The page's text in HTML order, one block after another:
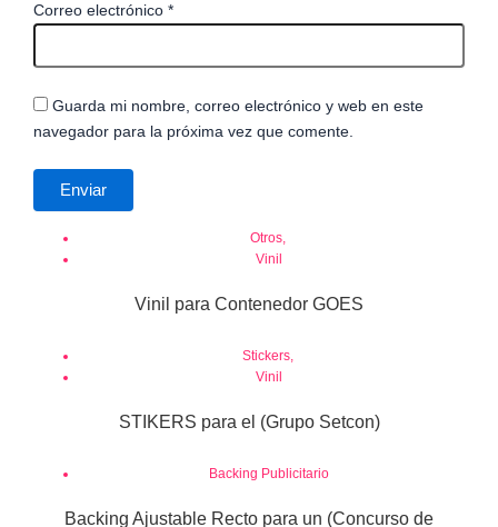
Correo electrónico *
Guarda mi nombre, correo electrónico y web en este
navegador para la próxima vez que comente.
Otros,
Vinil
Vinil para Contenedor GOES
Stickers,
Vinil
STIKERS para el (Grupo Setcon)
Backing Publicitario
Backing Ajustable Recto para un (Concurso de